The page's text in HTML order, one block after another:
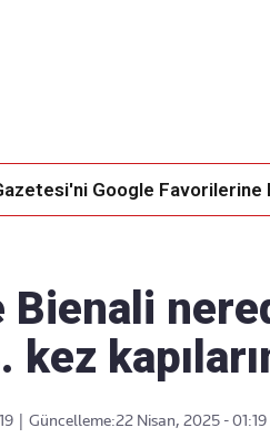
Google Favorilerine
Bienali
kez
Güncelleme:22 Nisan, 2025 - 01:19